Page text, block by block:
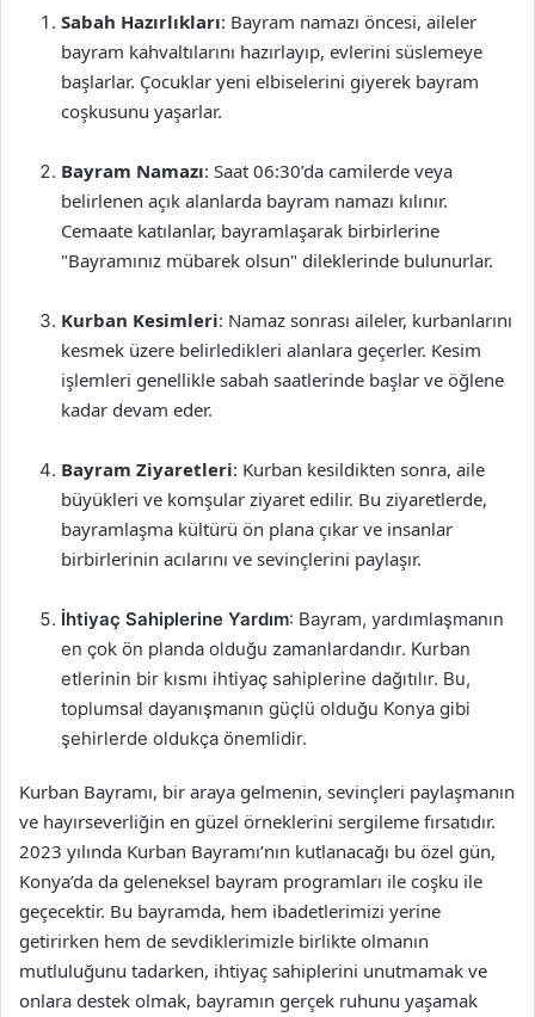
Sabah Hazırlıkları: Bayram namazı öncesi, aileler
bayram kahvaltılarını hazırlayıp, evlerini süslemeye
başlarlar. Çocuklar yeni elbiselerini giyerek bayram
coşkusunu yaşarlar.
Bayram Namazı: Saat 06:30’da camilerde veya
belirlenen açık alanlarda bayram namazı kılınır.
Cemaate katılanlar, bayramlaşarak birbirlerine
"Bayramınız mübarek olsun" dileklerinde bulunurlar.
Kurban Kesimleri: Namaz sonrası aileler, kurbanlarını
kesmek üzere belirledikleri alanlara geçerler. Kesim
işlemleri genellikle sabah saatlerinde başlar ve öğlene
kadar devam eder.
Bayram Ziyaretleri: Kurban kesildikten sonra, aile
büyükleri ve komşular ziyaret edilir. Bu ziyaretlerde,
bayramlaşma kültürü ön plana çıkar ve insanlar
birbirlerinin acılarını ve sevinçlerini paylaşır.
İhtiyaç Sahiplerine Yardım: Bayram, yardımlaşmanın
en çok ön planda olduğu zamanlardandır. Kurban
etlerinin bir kısmı ihtiyaç sahiplerine dağıtılır. Bu,
toplumsal dayanışmanın güçlü olduğu Konya gibi
şehirlerde oldukça önemlidir.
Kurban Bayramı, bir araya gelmenin, sevinçleri paylaşmanın
ve hayırseverliğin en güzel örneklerini sergileme fırsatıdır.
2023 yılında Kurban Bayramı’nın kutlanacağı bu özel gün,
Konya’da da geleneksel bayram programları ile coşku ile
geçecektir. Bu bayramda, hem ibadetlerimizi yerine
getirirken hem de sevdiklerimizle birlikte olmanın
mutluluğunu tadarken, ihtiyaç sahiplerini unutmamak ve
onlara destek olmak, bayramın gerçek ruhunu yaşamak